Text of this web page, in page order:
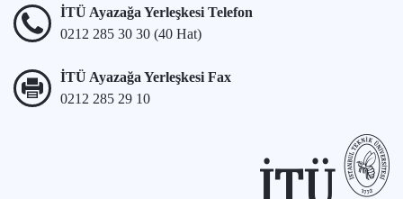
İTÜ Ayazağa Yerleşkesi Telefon
0212 285 30 30 (40 Hat)
İTÜ Ayazağa Yerleşkesi Fax
0212 285 29 10